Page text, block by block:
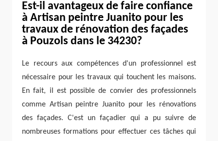
Est-il avantageux de faire confiance
à Artisan peintre Juanito pour les
travaux de rénovation des façades
à Pouzols dans le 34230?
Le recours aux compétences d'un professionnel est
nécessaire pour les travaux qui touchent les maisons.
En fait, il est possible de convier des professionnels
comme Artisan peintre Juanito pour les rénovations
des façades. C'est un façadier qui a pu suivre de
nombreuses formations pour effectuer ces tâches qui